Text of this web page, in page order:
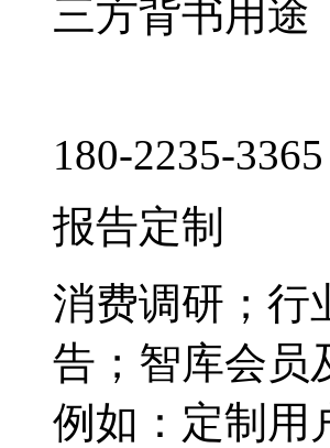
三方背书用途
180-2235-3365
报告定制
消费调研；行
告；智库会员
例如：定制用